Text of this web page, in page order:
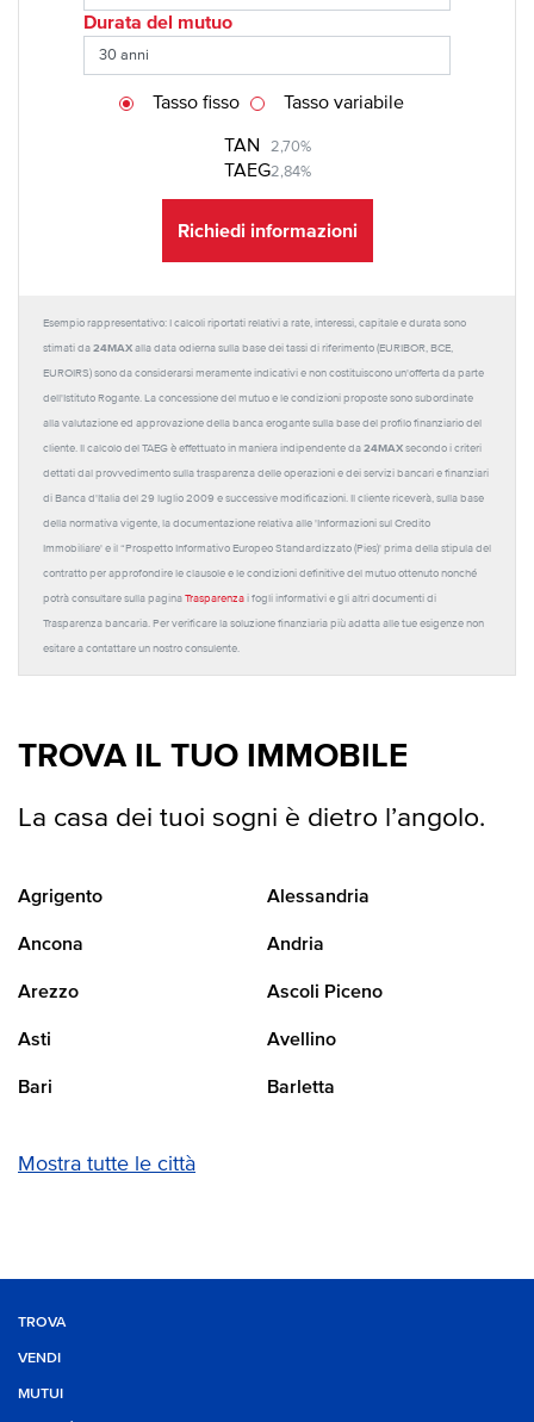
Durata del mutuo
TAN 2,70%
TAEG2,84%
Tasso fisso Tasso variabile
Richiedi informazioni
Esempio rappresentativo: I calcoli riportati relativi a rate, interessi, capitale e durata sono
stimati da 24MAX alla data odierna sulla base dei tassi di riferimento (EURIBOR, BCE,
EUROIRS) sono da considerarsi meramente indicativi e non costituiscono un'offerta da parte
dell'Istituto Rogante. La concessione del mutuo e le condizioni proposte sono subordinate
alla valutazione ed approvazione della banca erogante sulla base del profilo finanziario del
cliente. Il calcolo del TAEG è effettuato in maniera indipendente da 24MAX secondo i criteri
dettati dal provvedimento sulla trasparenza delle operazioni e dei servizi bancari e finanziari
di Banca d'Italia del 29 luglio 2009 e successive modificazioni. Il cliente riceverà, sulla base
della normativa vigente, la documentazione relativa alle 'Informazioni sul Credito
Immobiliare' e il “Prospetto Informativo Europeo Standardizzato (Pies)' prima della stipula del
contratto per approfondire le clausole e le condizioni definitive del mutuo ottenuto nonché
potrà consultare sulla pagina Trasparenza i fogli informativi e gli altri documenti di
Trasparenza bancaria. Per verificare la soluzione finanziaria più adatta alle tue esigenze non
esitare a contattare un nostro consulente.
TROVA IL TUO IMMOBILE
La casa dei tuoi sogni è dietro l’angolo.
Agrigento Alessandria
Ancona Andria
Arezzo Ascoli Piceno
Asti Avellino
Bari Barletta
Mostra tutte le città
TROVA
VENDI
MUTUI